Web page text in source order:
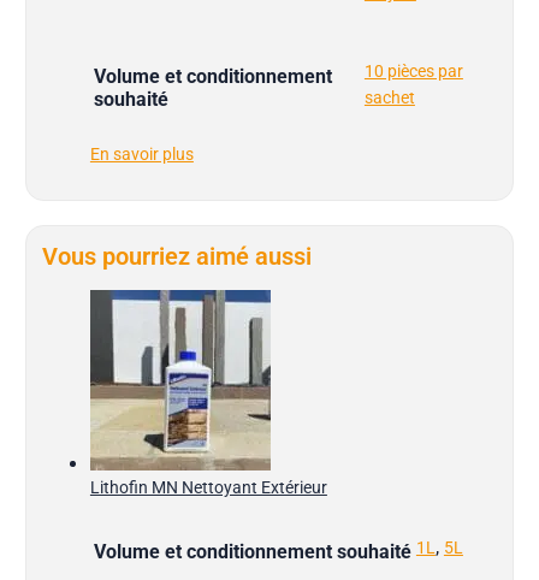
Volume et conditionnement
souhaité
10 pièces par
sachet
En savoir plus
Vous pourriez aimé aussi
Lithofin MN Nettoyant Extérieur
Volume et conditionnement souhaité 1L, 5L